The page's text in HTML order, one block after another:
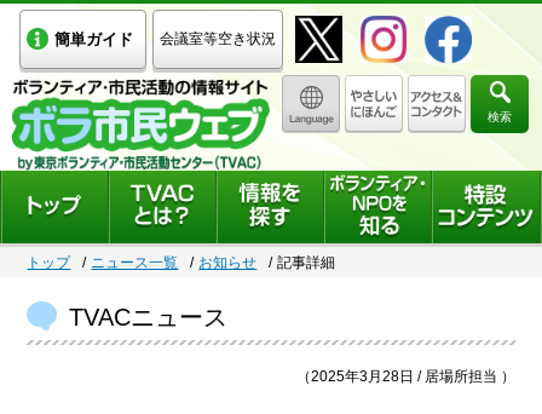
簡単ガイド 会議室等空き状況
検索
トップ ニュース一覧 お知らせ 記事詳細
TVACニュース
（2025年3月28日 / 居場所担当 ）